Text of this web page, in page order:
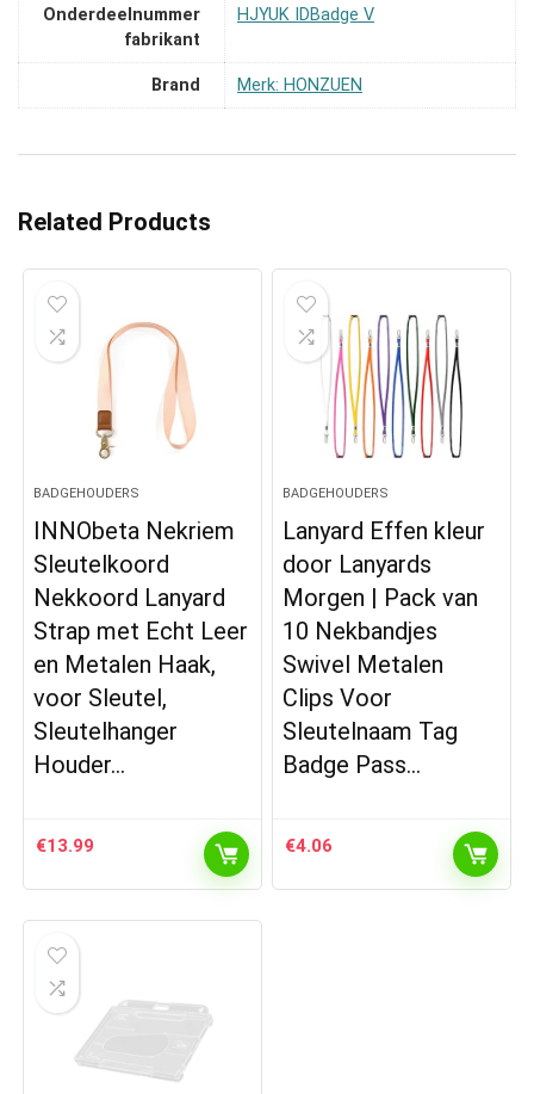
Onderdeelnummer
fabrikant
‎HJYUK IDBadge V
Brand Merk: HONZUEN
Related Products
BADGEHOUDERS
INNObeta Nekriem
Sleutelkoord
Nekkoord Lanyard
Strap met Echt Leer
en Metalen Haak,
voor Sleutel,
Sleutelhanger
Houder…
€13.99
BADGEHOUDERS
Lanyard Effen kleur
door Lanyards
Morgen | Pack van
10 Nekbandjes
Swivel Metalen
Clips Voor
Sleutelnaam Tag
Badge Pass…
€4.06